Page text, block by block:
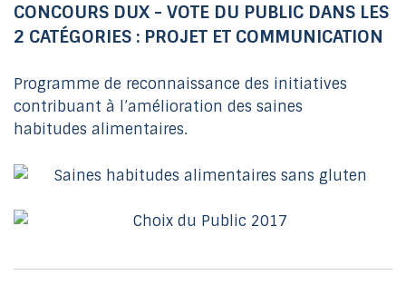
CONCOURS DUX - VOTE DU PUBLIC DANS LES
2 CATÉGORIES : PROJET ET COMMUNICATION
Programme de reconnaissance des initiatives
contribuant à l’amélioration des saines
habitudes alimentaires.